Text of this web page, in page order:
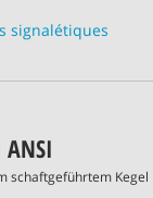
signalétiques
schaftgeführtem Kegel